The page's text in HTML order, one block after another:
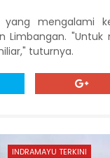
yang mengalami
Limbangan.
tuturnya.
INDRAMAYU TERKINI